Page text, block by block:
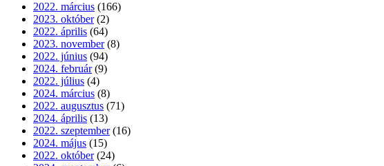
2022. március (166)
2023. október (2)
2022. április (64)
2023. november (8)
2022. június (94)
2024. február (9)
2022. július (4)
2024. március (8)
2022. augusztus (71)
2024. április (13)
2022. szeptember (16)
2024. május (15)
2022. október (24)